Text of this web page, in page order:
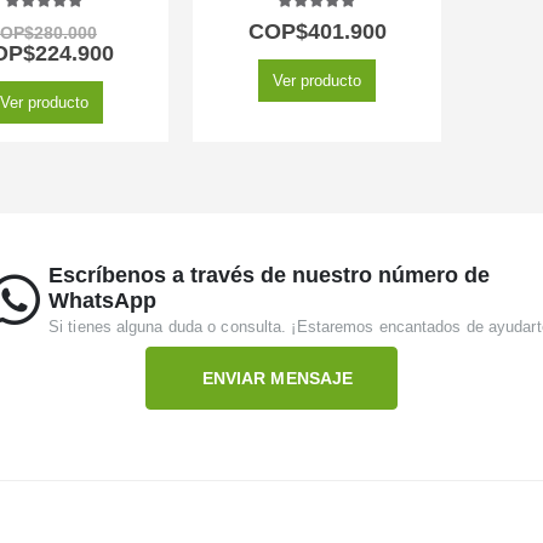
280.000
224.900
Ver producto
5.00
COP$401.900
Ver producto
Escríbenos a través de nuestro número de
WhatsApp
Si tienes alguna duda o consulta. ¡Estaremos encantados de
ENVIAR MENSAJE